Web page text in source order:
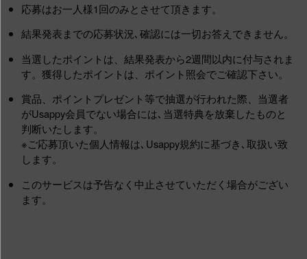
応募はお一人様1回のみとさせて頂きます。
結果発表までの応募状況､確認には一切お答えできません。
当選したポイントは、結果発表から2週間以内に付与されま
す。獲得したポイントは、ポイント照会でご確認下さい。
賞品、ポイントプレゼント等で抽選が行われた際、当選者
がUsappy会員でない場合には､当選特典を放棄したものと
判断いたします。
※ご応募頂いた個人情報は､Usappy規約に基づき､取扱い致
します。
このサービスは予告なく中止させていただく場合がござい
ます。